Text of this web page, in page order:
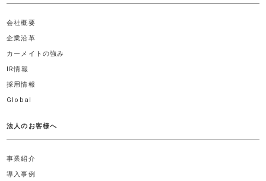
会社概要
企業沿革
カーメイトの強み
IR情報
採用情報
Global
法人のお客様へ
事業紹介
導入事例